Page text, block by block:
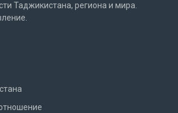
Таджикистана, региона и мира.